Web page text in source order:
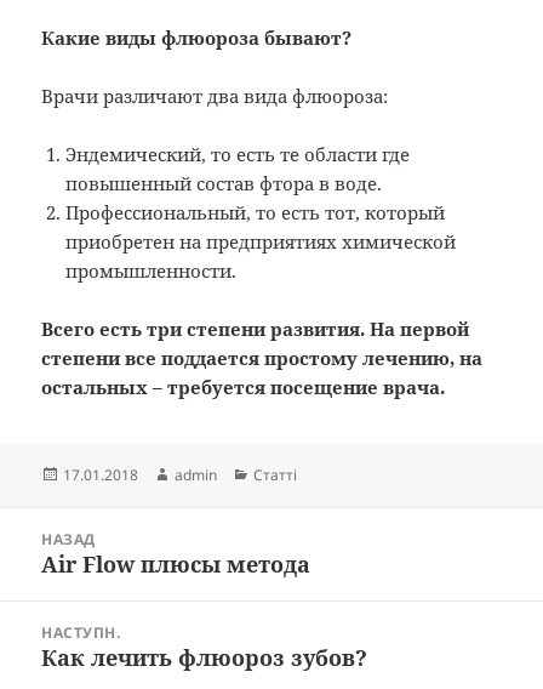
Какие виды флюороза бывают?
Врачи различают два вида флюороза:
Эндемический, то есть те области где
повышенный состав фтора в воде.
Профессиональный, то есть тот, который
приобретен на предприятиях химической
промышленности.
Всего есть три степени развития. На первой
степени все поддается простому лечению, на
остальных – требуется посещение врача.
Опубліковано
17.01.2018 Автор
admin Категорії
Статті
записівНАЗАД
Попередній
Air Flow плюсы метода
НАСТУПН.
Наступний
Как лечить флюороз зубов?